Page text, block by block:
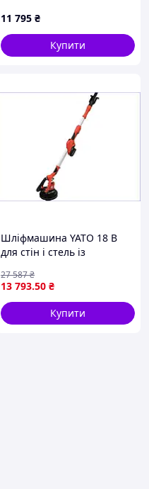
(48V, 6Ah) мультитул для
строительства и
JGGW_11795
11 795 ₴
Купити
Шліфмашина YATO 18 В
для стін і стель із
диском 215 мм для
шліфування гіпсокартону
13 793.50 ₴
27 587₴
Купити